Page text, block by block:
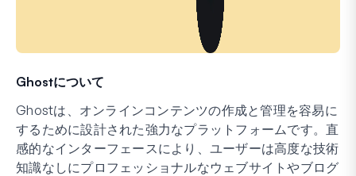
Ghostについて
Ghostは、オンラインコンテンツの作成と管理を容易に
するために設計された強力なプラットフォームです。直
感的なインターフェースにより、ユーザーは高度な技術
知識なしにプロフェッショナルなウェブサイトやブログ